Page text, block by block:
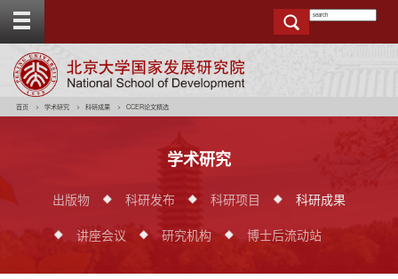
t
首页 学术研究 科研成果 CCER论文精选
学术研究
出版物 科研发布 科研项目
科研成果
讲座会议
研究机构 博士后流动站